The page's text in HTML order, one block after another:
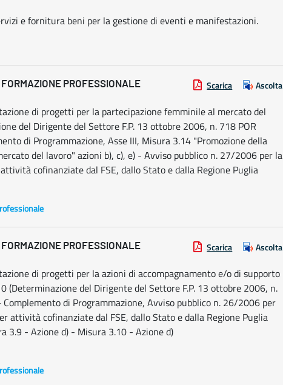
e fornitura beni per la gestione di eventi e manifestazioni.
PROFESSIONALE Scarica Ascolta
di progetti per la partecipazione femminile al mercato del
del Dirigente del Settore F.P. 13 ottobre 2006, n. 718 POR
di Programmazione, Asse III, Misura 3.14 "Promozione della
del lavoro" azioni b), c), e) - Avviso pubblico n. 27/2006 per la
cofinanziate dal FSE, dallo Stato e dalla Regione Puglia
PROFESSIONALE Scarica Ascolta
di progetti per la azioni di accompagnamento e/o di supporto
(Determinazione del Dirigente del Settore F.P. 13 ottobre 2006, n.
di Programmazione, Avviso pubblico n. 26/2006 per
attività cofinanziate dal FSE, dallo Stato e dalla Regione Puglia
3.9 - Azione d) - Misura 3.10 - Azione d)